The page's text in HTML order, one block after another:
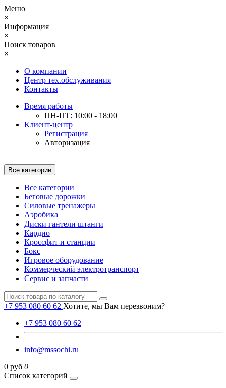
Меню
×
Информация
×
Поиск товаров
×
О компании
Центр тех.обслуживания
Контакты
Время работы
ПН-ПТ: 10:00 - 18:00
Клиент-центр
Регистрация
Авторизация
Все категории
Все категории
Беговые дорожки
Силовые тренажеры
Аэробика
Диски гантели штанги
Кардио
Кроссфит и станции
Бокс
Игровое оборудование
Коммерческий электротранспорт
Сервис и запчасти
+7 953 080 60 62 Хотите, мы Вам перезвоним?
+7 953 080 60 62
info@mssochi.ru
0 руб 0
Список категорий